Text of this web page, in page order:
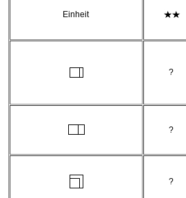
Einheit
?
?
?